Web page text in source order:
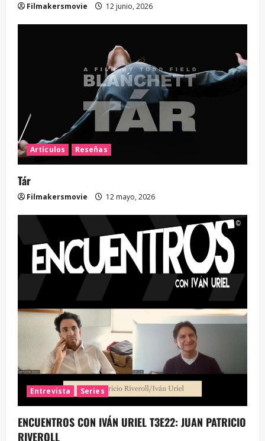
Filmakersmovie 12 junio, 2026
Artículos Reseñas
Tár
Filmakersmovie 12 mayo, 2026
Entrevista Series
ENCUENTROS CON IVÁN URIEL T3E22: JUAN PATRICIO
RIVEROLL